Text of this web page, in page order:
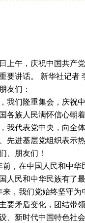
上午，庆祝中国共产
要讲话。 新华社记者
友们：
们隆重集会，庆祝中
各族人民满怀信心朝
代表党中央，向全体
先进基层党组织表示
朋友们！
在中国人民和中华民
人民和中华民族有了
我们党始终坚守为
要矛盾变化，团结带
、新时代中国特色社